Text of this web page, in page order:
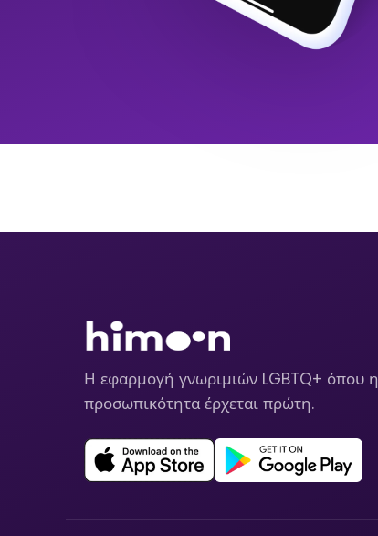
Η εφαρμογή γνωριμιών LGBTQ+ όπου η
προσωπικότητα έρχεται πρώτη.